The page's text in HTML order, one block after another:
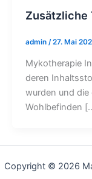
Zusätzliche
admin /27. Mai
Mykotherapie
deren
wurden und die
Wohlbefinden
Copyright © 2026